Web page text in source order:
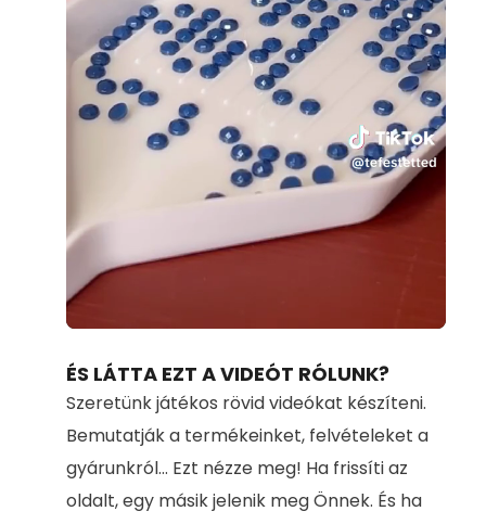
100.00%
ÉS LÁTTA EZT A VIDEÓT RÓLUNK?
Szeretünk játékos rövid videókat készíteni.
Bemutatják a termékeinket, felvételeket a
gyárunkról... Ezt nézze meg! Ha frissíti az
oldalt, egy másik jelenik meg Önnek. És ha